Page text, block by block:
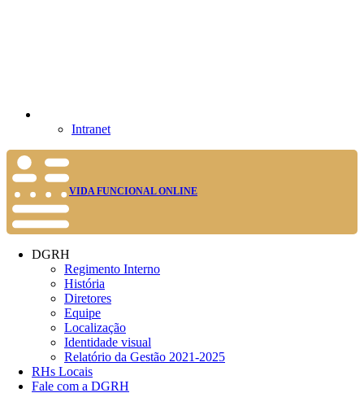
Intranet
VIDA FUNCIONAL ONLINE
DGRH
Regimento Interno
História
Diretores
Equipe
Localização
Identidade visual
Relatório da Gestão 2021-2025
RHs Locais
Fale com a DGRH